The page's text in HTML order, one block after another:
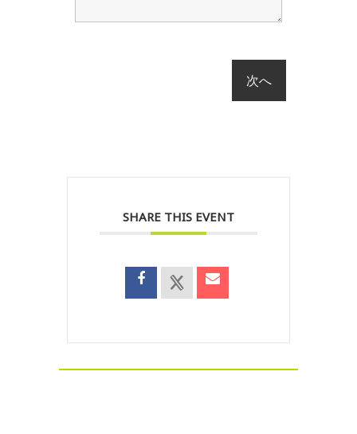
SHARE THIS EVENT